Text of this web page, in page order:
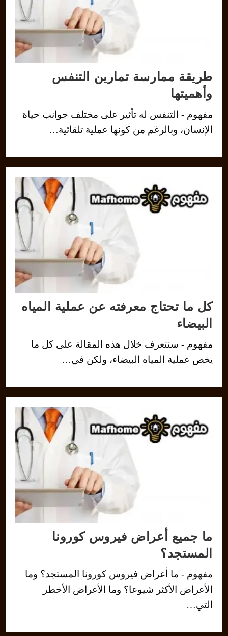
طريقة ممارسة تمارين التنفس
وأهميتها
مفهوم - التنفس له تأثير على مختلف جوانب حياة
الإنسان، وبالرغم من كونها عملية تلقائية…
كل ما تحتاج معرفته عن عملية المياه
البيضاء
مفهوم - سنتعرف خلال هذه المقالة على كل ما
يخص عملية المياه البيضاء، ولكن في…
ما جميع أعراض فيروس كورونا
المستجد؟
مفهوم - ما أعراض فيروس كورونا المستجد؟ وما
الأعراض الأكثر شيوعا؟ وما الأعراض الأخطر
التي…